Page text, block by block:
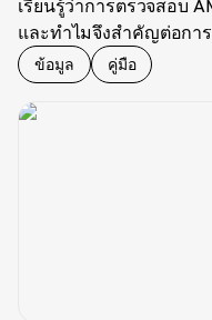
เรียนรู้ว่าการตรวจสอบ
และทำไมจึงสำคัญต่อกา
ข้อมูล คู่มือ